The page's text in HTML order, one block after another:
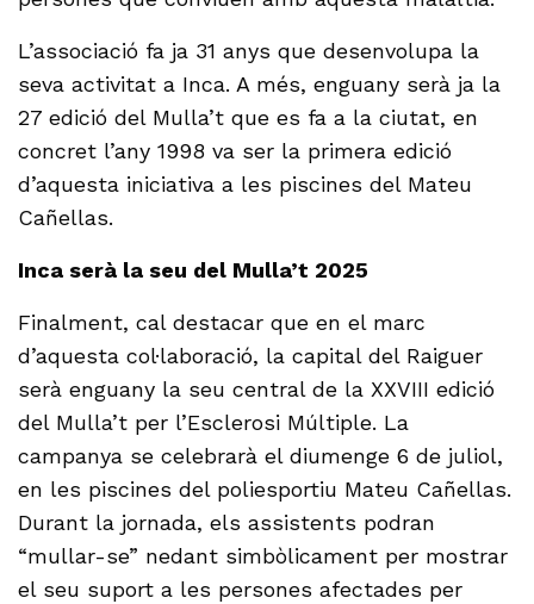
L’associació fa ja 31 anys que desenvolupa la
seva activitat a Inca. A més, enguany serà ja la
27 edició del Mulla’t que es fa a la ciutat, en
concret l’any 1998 va ser la primera edició
d’aquesta iniciativa a les piscines del Mateu
Cañellas.
Inca serà la seu del Mulla’t 2025
Finalment, cal destacar que en el marc
d’aquesta col·laboració, la capital del Raiguer
serà enguany la seu central de la XXVIII edició
del Mulla’t per l’Esclerosi Múltiple. La
campanya se celebrarà el diumenge 6 de juliol,
en les piscines del poliesportiu Mateu Cañellas.
Durant la jornada, els assistents podran
“mullar-se” nedant simbòlicament per mostrar
el seu suport a les persones afectades per